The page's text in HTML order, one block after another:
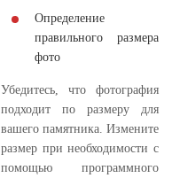
Определение
правильного размера
фото
Убедитесь, что фотография
подходит по размеру для
вашего памятника. Измените
размер при необходимости с
помощью программного